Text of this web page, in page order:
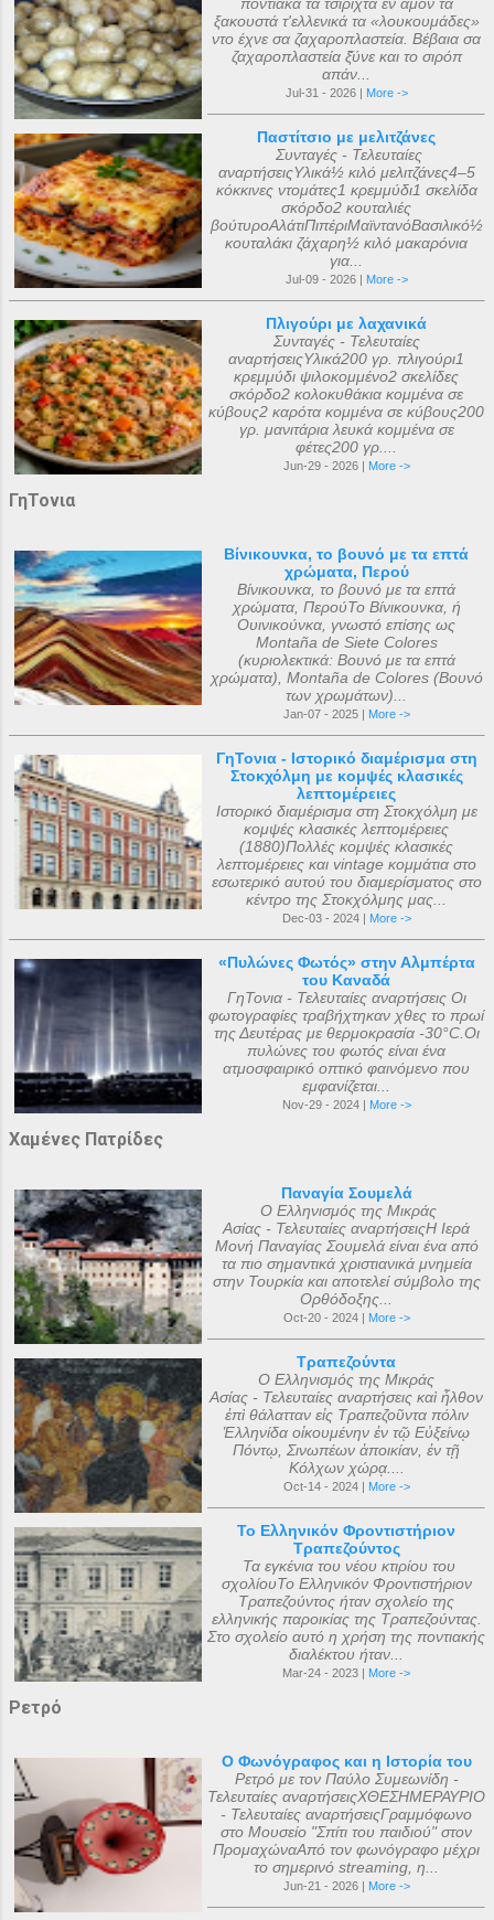
ξακουστά τ'ελλενικά τα «λουκουμάδες»
ντο έχνε σα ζαχαροπλαστεία. Βέβαια σα
ζαχαροπλαστεία ξ̌ύνε και το σιρόπ
απάν...
Jul-31 - 2026 | More ->
Παστίτσιο με μελιτζάνες
Συνταγές - Τελευταίες
αναρτήσειςΥλικά½ κιλό μελιτζάνες4–5
κόκκινες ντομάτες1 κρεμμύδι1 σκελίδα
σκόρδο2 κουταλιές
βούτυροΑλάτιΠιπέριΜαϊντανόΒασιλικό½
κουταλάκι ζάχαρη½ κιλό μακαρόνια
για...
Jul-09 - 2026 | More ->
Πλιγούρι με λαχανικά
Συνταγές - Τελευταίες
αναρτήσειςΥλικά200 γρ. πλιγούρι1
κρεμμύδι ψιλοκομμένο2 σκελίδες
σκόρδο2 κολοκυθάκια κομμένα σε
κύβους2 καρότα κομμένα σε κύβους200
γρ. μανιτάρια λευκά κομμένα σε
φέτες200 γρ....
Jun-29 - 2026 | More ->
ΓηΤονια
Βίνικουνκα, το βουνό με τα επτά
χρώματα, Περού
Βίνικουνκα, το βουνό με τα επτά
χρώματα, ΠερούΤο Βίνικουνκα, ή
Ουινικούνκα, γνωστό επίσης ως
Montaña de Siete Colores
(κυριολεκτικά: Βουνό με τα επτά
χρώματα), Montaña de Colores (Βουνό
των χρωμάτων)...
Jan-07 - 2025 | More ->
ΓηΤονια - Ιστορικό διαμέρισμα στη
Στοκχόλμη με κομψές κλασικές
λεπτομέρειες
Ιστορικό διαμέρισμα στη Στοκχόλμη με
κομψές κλασικές λεπτομέρειες
(1880)Πολλές κομψές κλασικές
λεπτομέρειες και vintage κομμάτια στο
εσωτερικό αυτού του διαμερίσματος στο
κέντρο της Στοκχόλμης μας...
Dec-03 - 2024 | More ->
«Πυλώνες Φωτός» στην Αλμπέρτα
του Καναδά
ΓηΤονια - Τελευταίες αναρτήσεις Οι
φωτογραφίες τραβήχτηκαν χθες το πρωί
της Δευτέρας με θερμοκρασία -30°C.Οι
πυλώνες του φωτός είναι ένα
ατμοσφαιρικό οπτικό φαινόμενο που
εμφανίζεται...
Nov-29 - 2024 | More ->
Χαμένες Πατρίδες
Παναγία Σουμελά
Ο Ελληνισμός της Μικράς
Ασίας - Τελευταίες αναρτήσειςΗ Ιερά
Μονή Παναγίας Σουμελά είναι ένα από
τα πιο σημαντικά χριστιανικά μνημεία
στην Τουρκία και αποτελεί σύμβολο της
Ορθόδοξης...
Oct-20 - 2024 | More ->
Τραπεζούντα
Ο Ελληνισμός της Μικράς
Ασίας - Τελευταίες αναρτήσεις καὶ ἦλθον
ἐπὶ θάλατταν εἰς Τραπεζοῦντα πόλιν
Ἑλληνίδα οἰκουμένην ἐν τῷ Εὐξείνῳ
Πόντῳ, Σινωπέων ἀποικίαν, ἐν τῇ
Κόλχων χώρᾳ....
Oct-14 - 2024 | More ->
Το Ελληνικόν Φροντιστήριον
Τραπεζούντος
Τα εγκένια του νέου κτιρίου του
σχολίουΤο Ελληνικόν Φροντιστήριον
Τραπεζούντος ήταν σχολείο της
ελληνικής παροικίας της Τραπεζούντας.
Στο σχολείο αυτό η χρήση της ποντιακής
διαλέκτου ήταν...
Mar-24 - 2023 | More ->
Ρετρό
Ο Φωνόγραφος και η Ιστορία του
Ρετρό με τον Παύλο Συμεωνίδη -
Τελευταίες αναρτήσειςΧΘΕΣΗΜΕΡΑΥΡΙΟ
- Τελευταίες αναρτήσειςΓραμμόφωνο
στο Μουσείο "Σπίτι του παιδιού" στον
ΠρομαχώναΑπό τον φωνόγραφο μέχρι
το σημερινό streaming, η...
Jun-21 - 2026 | More ->